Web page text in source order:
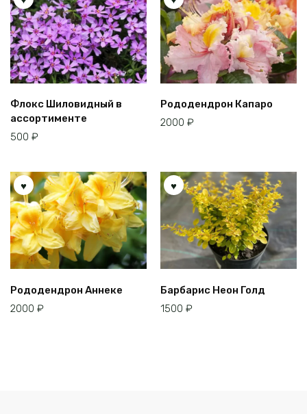
Флокс Шиловидный в
ассортименте
500 ₽
Рододендрон Капаро
2000 ₽
Рододендрон Аннеке
2000 ₽
Барбарис Неон Голд
1500 ₽